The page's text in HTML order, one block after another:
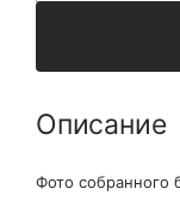
Описание
Фото собранного